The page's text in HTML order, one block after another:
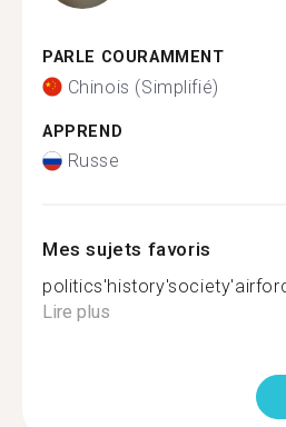
PARLE COURAMMENT
Chinois (Simplifié)
APPREND
Russe
Mes sujets favoris
Lire plus